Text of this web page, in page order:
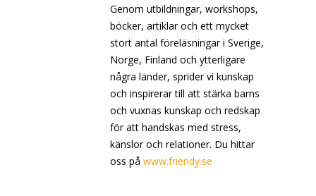
Genom utbildningar, workshops,
böcker, artiklar och ett mycket
stort antal föreläsningar i Sverige,
Norge, Finland och ytterligare
några länder, sprider vi kunskap
och inspirerar till att stärka barns
och vuxnas kunskap och redskap
för att handskas med stress,
känslor och relationer. Du hittar
oss på www.friendy.se